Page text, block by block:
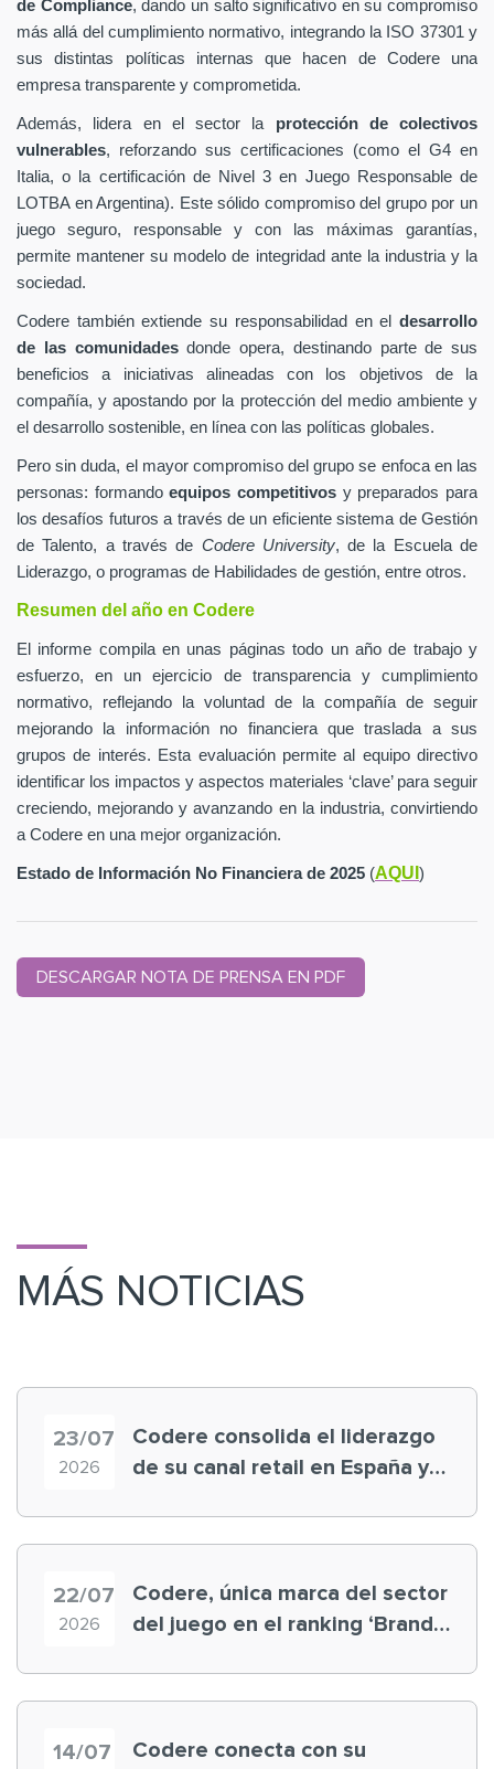
de Compliance, dando un salto significativo en su compromiso
más allá del cumplimiento normativo, integrando la ISO 37301 y
sus distintas políticas internas que hacen de Codere una
empresa transparente y comprometida.
Además, lidera en el sector la protección de colectivos
vulnerables, reforzando sus certificaciones (como el G4 en
Italia, o la certificación de Nivel 3 en Juego Responsable de
LOTBA en Argentina). Este sólido compromiso del grupo por un
juego seguro, responsable y con las máximas garantías,
permite mantener su modelo de integridad ante la industria y la
sociedad.
Codere también extiende su responsabilidad en el desarrollo
de las comunidadesdonde opera, destinando parte de sus
beneficios a iniciativas alineadas con los objetivos de la
compañía, y apostando por la protección del medio ambiente y
el desarrollo sostenible, en línea con las políticas globales.
Pero sin duda, el mayor compromiso del grupo se enfoca en las
personas: formandoequipos competitivos y preparados para
los desafíos futuros a través de un eficiente sistema de Gestión
de Talento, a través de Codere University, de la Escuela de
Liderazgo, o programas de Habilidades de gestión, entre otros.
Resumen del año en Codere
El informe compila en unas páginas todo un año de trabajo y
esfuerzo, en un ejercicio de transparencia y cumplimiento
normativo, reflejando la voluntad de la compañía de seguir
mejorando la información no financiera que traslada a sus
grupos de interés. Esta evaluación permite al equipo directivo
identificar los impactos y aspectos materiales ‘clave’ para seguir
creciendo, mejorando y avanzando en la industria, convirtiendo
a Codere en una mejor organización.
Estado de Información No Financiera de 2025 (AQUI )
DESCARGAR NOTA DE PRENSA EN PDF
MÁS NOTICIAS
23/07
2026
Codere consolida el liderazgo
de su canal retail en España y
22/07
2026
Codere, única marca del sector
del juego en el ranking ‘Brand
14/07
Codere conecta con su